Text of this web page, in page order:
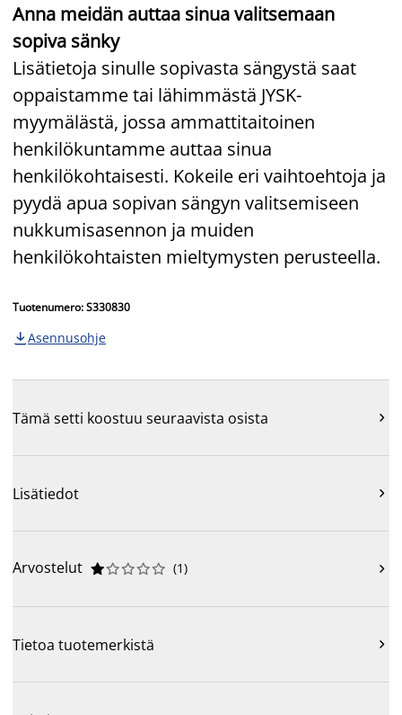
Anna meidän auttaa sinua valitsemaan
sopiva sänky
Lisätietoja sinulle sopivasta sängystä saat
oppaistamme tai lähimmästä JYSK-
myymälästä, jossa ammattitaitoinen
henkilökuntamme auttaa sinua
henkilökohtaisesti. Kokeile eri vaihtoehtoja ja
pyydä apua sopivan sängyn valitsemiseen
nukkumisasennon ja muiden
henkilökohtaisten mieltymysten perusteella.
Tuotenumero: S330830
 Asennusohje
Tämä setti koostuu seuraavista osista 
Lisätiedot 
Arvostelut 




 (1) 
Tietoa tuotemerkistä 